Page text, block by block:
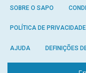
SOBRE O SAPO
POLÍTICA DE PRIVACIDADE
AJUDA DEFINIÇÕES